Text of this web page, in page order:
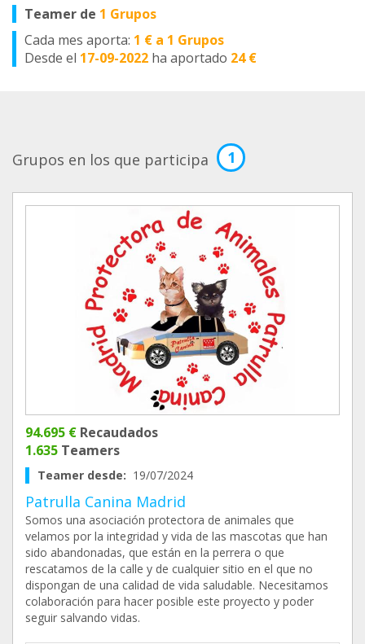
Teamer de 1 Grupos
Cada mes aporta: 1 € a 1 Grupos
Desde el 17-09-2022 ha aportado 24 €
Grupos en los que participa 1
94.695 € Recaudados
1.635 Teamers
Teamer desde: 19/07/2024
Patrulla Canina Madrid
Somos una asociación protectora de animales que
velamos por la integridad y vida de las mascotas que han
sido abandonadas, que están en la perrera o que
rescatamos de la calle y de cualquier sitio en el que no
dispongan de una calidad de vida saludable. Necesitamos
colaboración para hacer posible este proyecto y poder
seguir salvando vidas.